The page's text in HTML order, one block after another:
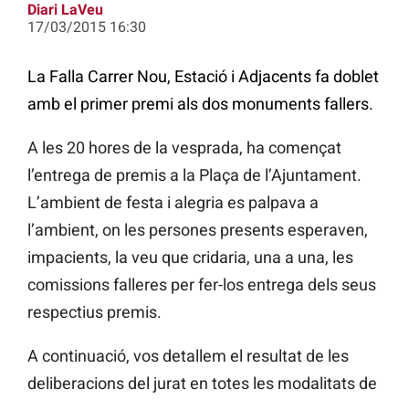
Diari LaVeu
17/03/2015 16:30
La Falla Carrer Nou, Estació i Adjacents fa doblet
amb el primer premi als dos monuments fallers.
A les 20 hores de la vesprada, ha començat
l’entrega de premis a la Plaça de l’Ajuntament.
L’ambient de festa i alegria es palpava a
l’ambient, on les persones presents esperaven,
impacients, la veu que cridaria, una a una, les
comissions falleres per fer-los entrega dels seus
respectius premis.
A continuació, vos detallem el resultat de les
deliberacions del jurat en totes les modalitats de